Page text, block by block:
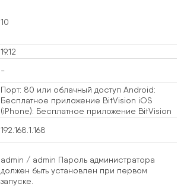
10
19.12
-
Порт: 80 или облачный доступ Android:
Бесплатное приложение BitVision iOS
(iPhone): Бесплатное приложение BitVision
192.168.1.168
admin / admin Пароль администратора
должен быть установлен при первом
запуске.